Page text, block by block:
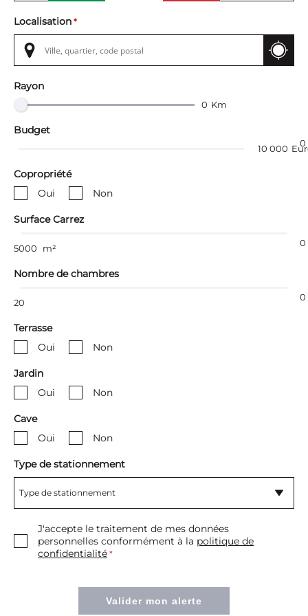
Terrain
Commerces/Négoce
Type de bien
Appartement ancien
Appartement à rénover
Localisation *
Rayon
0 Km
Budget
0
10 000
Copropriété
Oui
Non
Surface Carrez
0
5000 m²
Nombre de chambres
0
20
Terrasse
Oui
Non
Jardin
Oui
Non
Cave
Oui
Non
Type de stationnement
Type de stationnement
Type de stationnement
Couvert
J'accepte le traitement de mes données
personnelles conformément à la politique de
confidentialité *
Valider mon alerte